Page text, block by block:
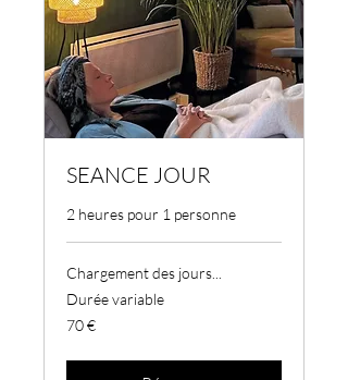
SEANCE JOUR
2 heures pour 1 personne
Chargement des jours...
Durée variable
70
euros
70 €